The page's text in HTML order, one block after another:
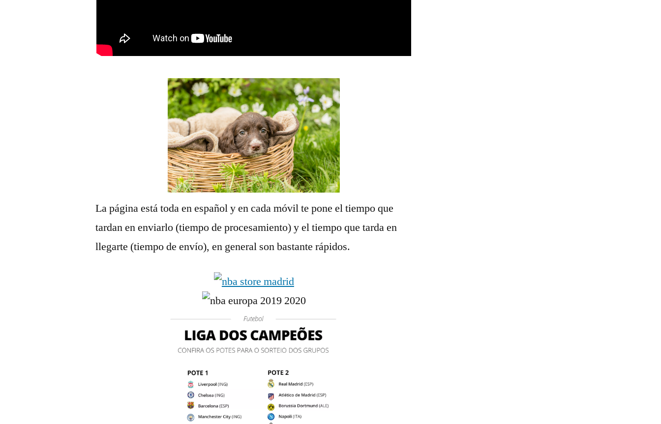
La página está toda en español y en cada móvil te pone el tiempo que
tardan en enviarlo (tiempo de procesamiento) y el tiempo que tarda en
llegarte (tiempo de envío), en general son bastante rápidos.